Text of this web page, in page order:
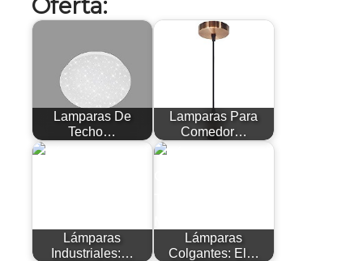
Oferta:
Lamparas De
Techo…
Lamparas Para
Comedor…
Lámparas
Industriales:…
Lámparas
Colgantes: El…